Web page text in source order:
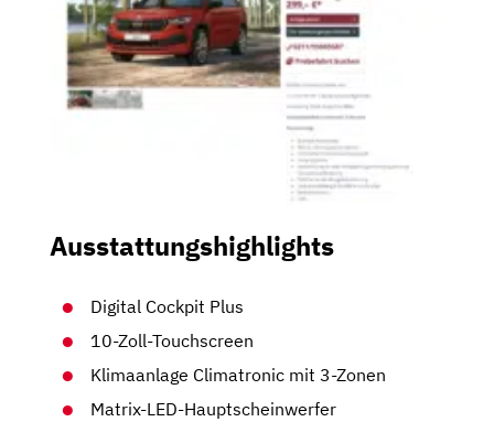
Ausstattungshighlights
Digital Cockpit Plus
10-Zoll-Touchscreen
Klimaanlage Climatronic mit 3-Zonen
Matrix-LED-Hauptscheinwerfer